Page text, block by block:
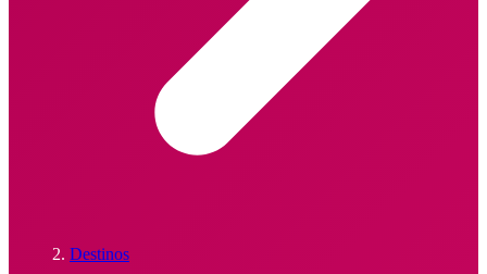
Destinos